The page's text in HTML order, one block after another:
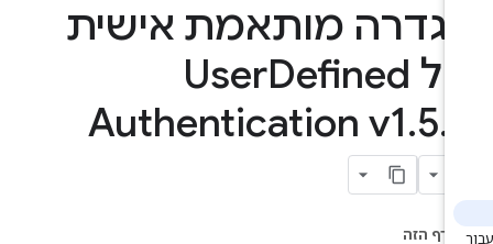
מותאמת אישית
Defined
Authentication v1.
בדף הזה